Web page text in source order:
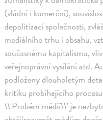
(vládní i komerční),
depolitizací společnosti,
mediálního trhu i obsahu,
současnému kapitalismu,
veřejnoprávní vysílání atd.
podloženy dlouholetým
kritiku probíhajícího
\\'Probém médií\\' je